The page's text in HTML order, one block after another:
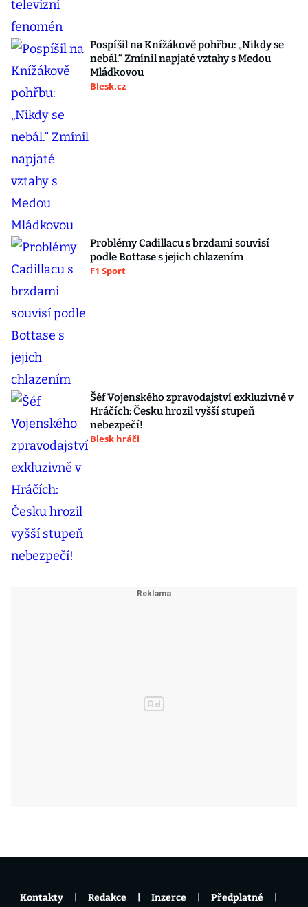
Pospíšil na Knížákově pohřbu: „Nikdy se
nebál.“ Zmínil napjaté vztahy s Medou
Mládkovou
Blesk.cz
Problémy Cadillacu s brzdami souvisí
podle Bottase s jejich chlazením
F1 Sport
Šéf Vojenského zpravodajství exkluzivně v
Hráčích: Česku hrozil vyšší stupeň
nebezpečí!
Blesk hráči
Kontakty Redakce Inzerce Předplatné